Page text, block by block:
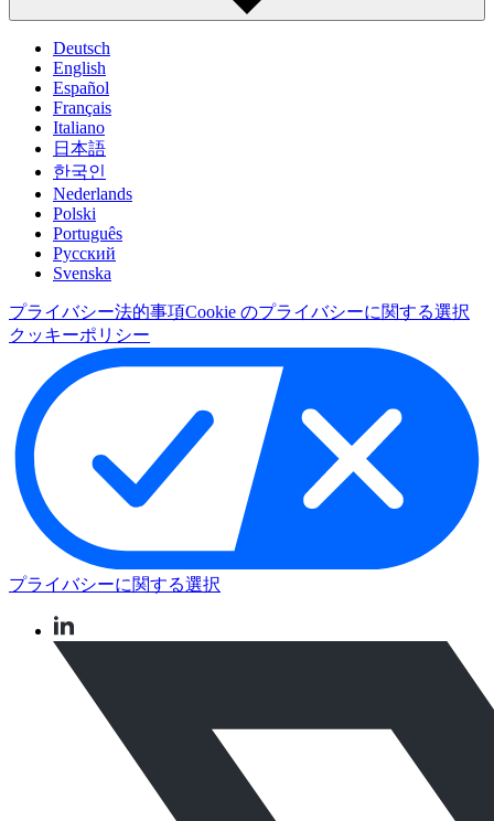
Deutsch
English
Español
Français
Italiano
日本語
한국인
Nederlands
Polski
Português
Pусский
Svenska
プライバシー法的事項Cookie のプライバシーに関する選択
クッキーポリシー
プライバシーに関する選択